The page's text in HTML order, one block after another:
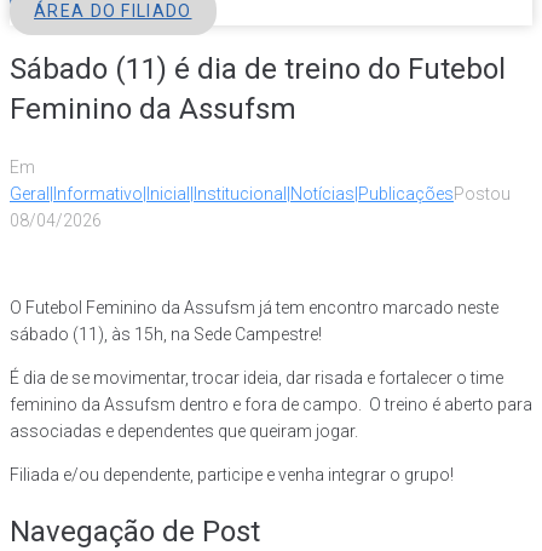
ÁREA DO FILIADO
Sábado (11) é dia de treino do Futebol
Feminino da Assufsm
Em
Geral|Informativo|Inicial|Institucional|Notícias|PublicaçõesPostou
08/04/2026
O Futebol Feminino da Assufsm já tem encontro marcado neste
sábado (11), às 15h, na Sede Campestre!
É dia de se movimentar, trocar ideia, dar risada e fortalecer o time
feminino da Assufsm dentro e fora de campo. O treino é aberto para
associadas e dependentes que queiram jogar.
Filiada e/ou dependente, participe e venha integrar o grupo!
Navegação de Post